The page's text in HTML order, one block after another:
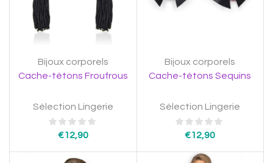
Bijoux corporels
Cache-tétons Froufrous
Sélection Lingerie
€12,90
Bijoux corporels
Cache-tétons Sequins
Sélection Lingerie
€12,90